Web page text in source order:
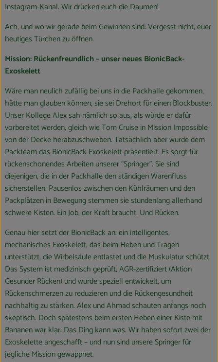
Instagram-Kanal. Wir drücken euch die Daumen!
Ach, und wo wir gerade beim Gewinnen sind: Vergesst nicht, euer
heutiges Türchen zu öffnen.
Mission: Rückenfreundlich – unser neues BionicBack-
Exoskelett
Wäre man neulich zufällig bei uns in die Packhalle gekommen,
hätte man glauben können, sie sei Drehort für einen Blockbuster.
Unser Kollege Alex sah nämlich so aus, als würde er dafür
vorbereitet werden, gleich wie Tom Cruise in Mission Impossible
von der Decke herabzuschweben. Tatsächlich aber wurde dem
Packteam das BionicBack Exoskelett präsentiert. Es sorgt für
rückenschonendes Arbeiten unserer “Springer”. Sie sind
diejenigen, die in der Packhalle den ständigen Warenfluss
sicherstellen. Pausenlos zwischen den Kühlräumen und den
Packplätzen in Bewegung stemmen sie stundenlang allerhand
schwere Kisten. Ein Job, der Kraft braucht. Und Rücken.
Genau hier setzt der BionicBack an: ein intelligentes,
mechanisches Exoskelett, das beim Heben und Tragen
unterstützt, die Wirbelsäule entlastet und die Muskulatur schützt.
Das System ist medizinisch geprüft, AGR-zertifiziert (Aktion
Gesunder Rücken) und wurde speziell entwickelt, um
Rückenschmerzen zu reduzieren und die Rückengesundheit
nachhaltig zu stärken. Alex und Ahmad schauten anfangs noch
skeptisch. Doch spätestens beim ersten Heben einer Kiste mit
Bananen war klar: Das Ding kann was. Wir haben sofort zwei der
Exoskelette angeschafft – und nun sind unsere Springer für
jegliche Mission gewappnet.